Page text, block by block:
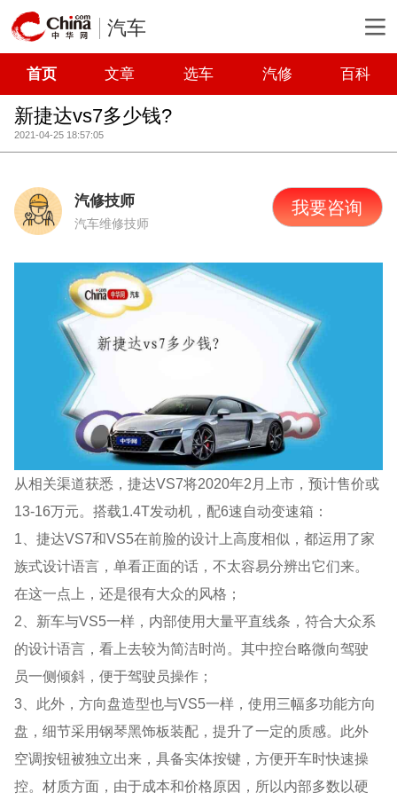
汽车
首页 文章 选车 汽修 百科
新捷达vs7多少钱?
2021-04-25 18:57:05
汽修技师
汽车维修技师
我要咨询
从相关渠道获悉，捷达VS7将2020年2月上市，预计售价或
13-16万元。搭载1.4T发动机，配6速自动变速箱：
1、捷达VS7和VS5在前脸的设计上高度相似，都运用了家
族式设计语言，单看正面的话，不太容易分辨出它们来。
在这一点上，还是很有大众的风格；
2、新车与VS5一样，内部使用大量平直线条，符合大众系
的设计语言，看上去较为简洁时尚。其中控台略微向驾驶
员一侧倾斜，便于驾驶员操作；
3、此外，方向盘造型也与VS5一样，使用三幅多功能方向
盘，细节采用钢琴黑饰板装配，提升了一定的质感。此外
空调按钮被独立出来，具备实体按键，方便开车时快速操
控。材质方面，由于成本和价格原因，所以内部多数以硬